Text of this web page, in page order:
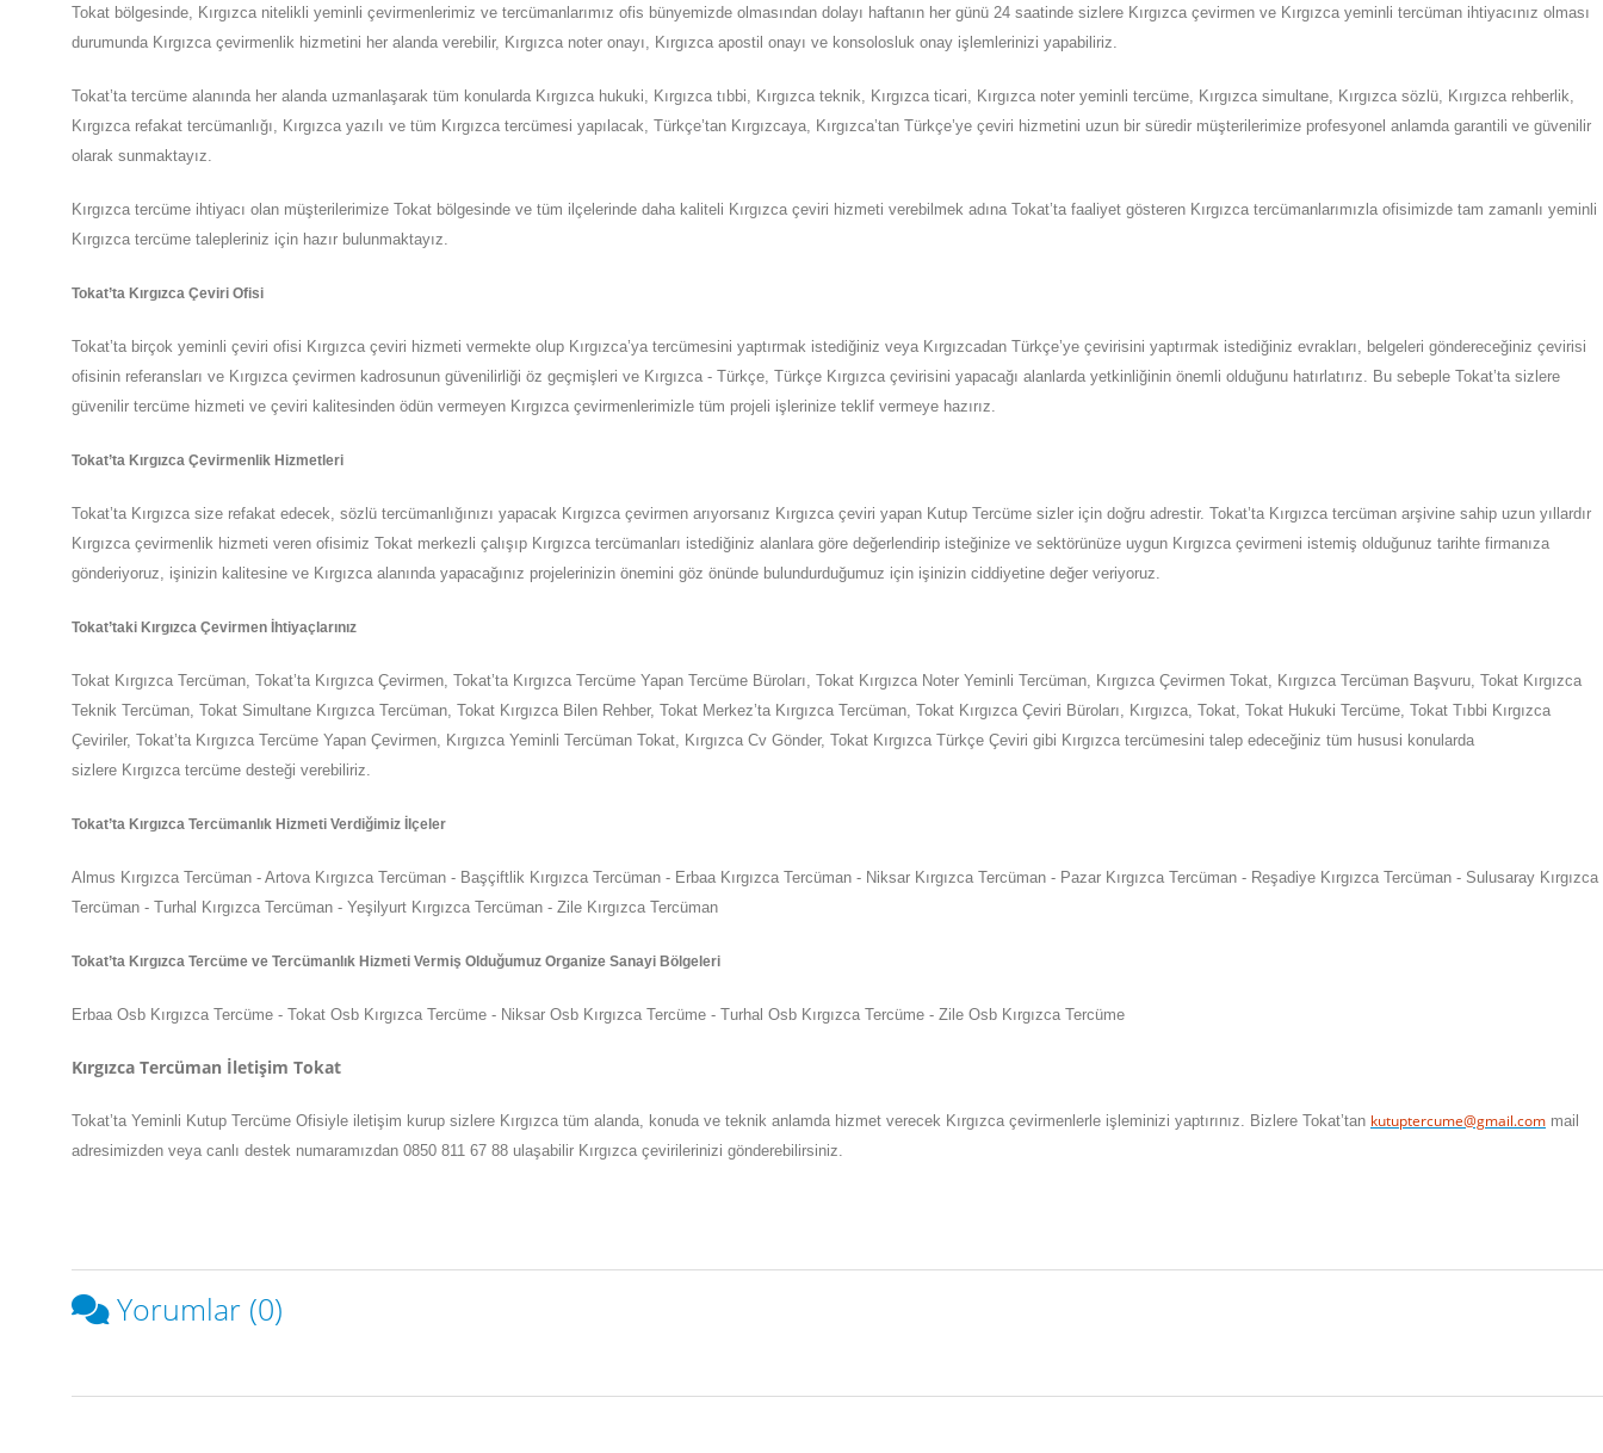
Tokat bölgesinde, Kırgızca nitelikli yeminli çevirmenlerimiz ve tercümanlarımız ofis bünyemizde olmasından dolayı haftanın her günü 24 saatinde sizlere Kırgızca çevirmen ve Kırgızca yeminli tercüman ihtiyacınız olması
durumunda Kırgızca çevirmenlik hizmetini her alanda verebilir, Kırgızca noter onayı, Kırgızca apostil onayı ve konsolosluk onay işlemlerinizi yapabiliriz.
Tokat’ta tercüme alanında her alanda uzmanlaşarak tüm konularda Kırgızca hukuki, Kırgızca tıbbi, Kırgızca teknik, Kırgızca ticari, Kırgızca noter yeminli tercüme, Kırgızca simultane, Kırgızca sözlü, Kırgızca rehberlik,
Kırgızca refakat tercümanlığı, Kırgızca yazılı ve tüm Kırgızca tercümesi yapılacak, Türkçe’tan Kırgızcaya, Kırgızca’tan Türkçe’ye çeviri hizmetini uzun bir süredir müşterilerimize profesyonel anlamda garantili ve güvenilir
olarak sunmaktayız.
Kırgızca tercüme ihtiyacı olan müşterilerimize Tokat bölgesinde ve tüm ilçelerinde daha kaliteli Kırgızca çeviri hizmeti verebilmek adına Tokat’ta faaliyet gösteren Kırgızca tercümanlarımızla ofisimizde tam zamanlı yeminli
Kırgızca tercüme talepleriniz için hazır bulunmaktayız.
Tokat’ta Kırgızca Çeviri Ofisi
Tokat’ta birçok yeminli çeviri ofisi Kırgızca çeviri hizmeti vermekte olup Kırgızca’ya tercümesini yaptırmak istediğiniz veya Kırgızcadan Türkçe’ye çevirisini yaptırmak istediğiniz evrakları, belgeleri göndereceğiniz çevirisi
ofisinin referansları ve Kırgızca çevirmen kadrosunun güvenilirliği öz geçmişleri ve Kırgızca - Türkçe, Türkçe Kırgızca çevirisini yapacağı alanlarda yetkinliğinin önemli olduğunu hatırlatırız. Bu sebeple Tokat’ta sizlere
güvenilir tercüme hizmeti ve çeviri kalitesinden ödün vermeyen Kırgızca çevirmenlerimizle tüm projeli işlerinize teklif vermeye hazırız.
Tokat’ta Kırgızca Çevirmenlik Hizmetleri
Tokat’ta Kırgızca size refakat edecek, sözlü tercümanlığınızı yapacak Kırgızca çevirmen arıyorsanız Kırgızca çeviri yapan Kutup Tercüme sizler için doğru adrestir. Tokat’ta Kırgızca tercüman arşivine sahip uzun yıllardır
Kırgızca çevirmenlik hizmeti veren ofisimiz Tokat merkezli çalışıp Kırgızca tercümanları istediğiniz alanlara göre değerlendirip isteğinize ve sektörünüze uygun Kırgızca çevirmeni istemiş olduğunuz tarihte firmanıza
gönderiyoruz, işinizin kalitesine ve Kırgızca alanında yapacağınız projelerinizin önemini göz önünde bulundurduğumuz için işinizin ciddiyetine değer veriyoruz.
Tokat’taki Kırgızca Çevirmen İhtiyaçlarınız
Tokat Kırgızca Tercüman, Tokat’ta Kırgızca Çevirmen, Tokat’ta Kırgızca Tercüme Yapan Tercüme Büroları, Tokat Kırgızca Noter Yeminli Tercüman, Kırgızca Çevirmen Tokat, Kırgızca Tercüman Başvuru, Tokat Kırgızca
Teknik Tercüman, Tokat Simultane Kırgızca Tercüman, Tokat Kırgızca Bilen Rehber, Tokat Merkez’ta Kırgızca Tercüman, Tokat Kırgızca Çeviri Büroları, Kırgızca, Tokat, Tokat Hukuki Tercüme, Tokat Tıbbi Kırgızca
Çeviriler, Tokat’ta Kırgızca Tercüme Yapan Çevirmen, Kırgızca Yeminli Tercüman Tokat, Kırgızca Cv Gönder, Tokat Kırgızca Türkçe Çeviri gibi Kırgızca tercümesini talep edeceğiniz tüm hususi konularda
sizlere Kırgızca tercüme desteği verebiliriz.
Tokat’ta Kırgızca Tercümanlık Hizmeti Verdiğimiz İlçeler
Almus Kırgızca Tercüman - Artova Kırgızca Tercüman - Başçiftlik Kırgızca Tercüman - Erbaa Kırgızca Tercüman - Niksar Kırgızca Tercüman - Pazar Kırgızca Tercüman - Reşadiye Kırgızca Tercüman - Sulusaray Kırgızca
Tercüman - Turhal Kırgızca Tercüman - Yeşilyurt Kırgızca Tercüman - Zile Kırgızca Tercüman
Tokat’ta Kırgızca Tercüme ve Tercümanlık Hizmeti Vermiş Olduğumuz Organize Sanayi Bölgeleri
Erbaa Osb Kırgızca Tercüme - Tokat Osb Kırgızca Tercüme - Niksar Osb Kırgızca Tercüme - Turhal Osb Kırgızca Tercüme - Zile Osb Kırgızca Tercüme
Kırgızca Tercüman İletişim Tokat
Tokat’ta Yeminli Kutup Tercüme Ofisiyle iletişim kurup sizlere Kırgızca tüm alanda, konuda ve teknik anlamda hizmet verecek Kırgızca çevirmenlerle işleminizi yaptırınız. Bizlere Tokat’tan kutuptercume@gmail.com mail
adresimizden veya canlı destek numaramızdan 0850 811 67 88 ulaşabilir Kırgızca çevirilerinizi gönderebilirsiniz.
Yorumlar (0)